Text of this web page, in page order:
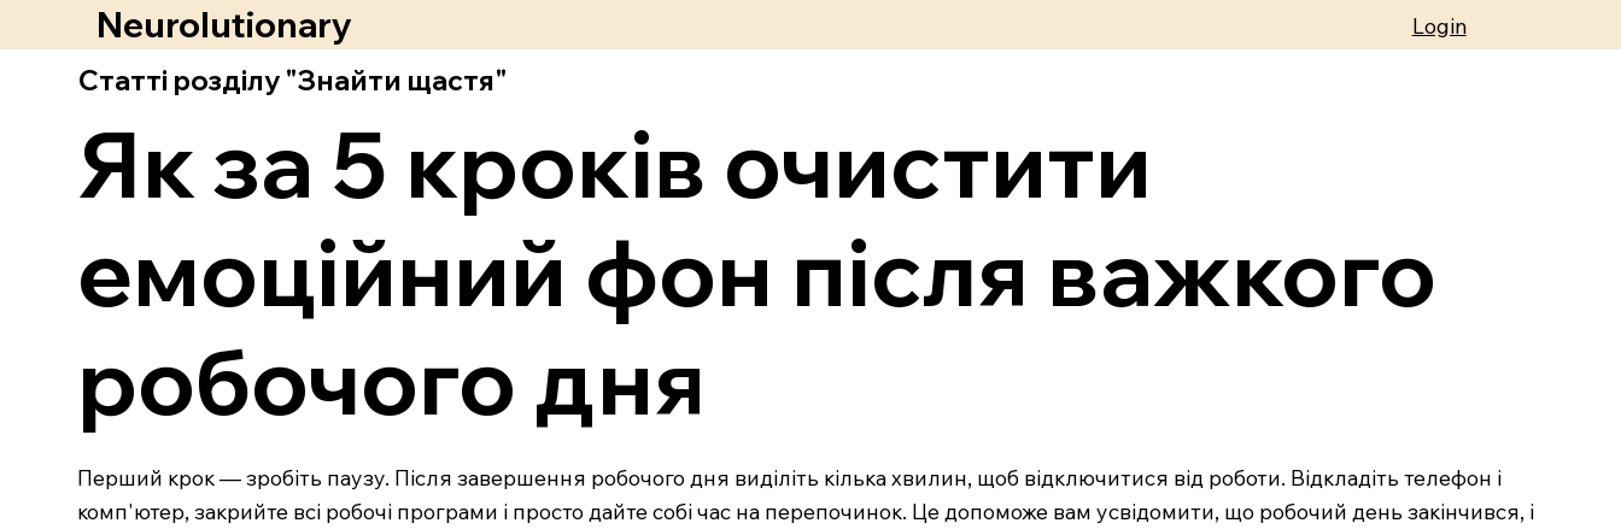
Neurolutionary Login
Статті розділу "Знайти щастя"
Як за 5 кроків очистити
емоційний фон після важкого
робочого дня
Перший крок — зробіть паузу. Після завершення робочого дня виділіть кілька хвилин, щоб відключитися від роботи. Відкладіть телефон і
комп'ютер, закрийте всі робочі програми і просто дайте собі час на перепочинок. Це допоможе вам усвідомити, що робочий день закінчився, і